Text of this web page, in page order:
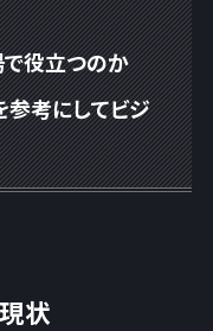
役立つのか
考にしてビジ
状